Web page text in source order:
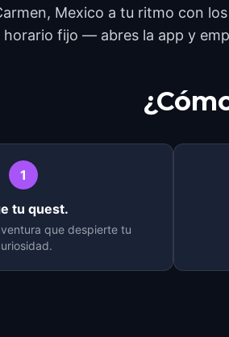
Mexico a tu ritmo con
horario fijo — abres la app y
1
tu quest.
que despierte tu